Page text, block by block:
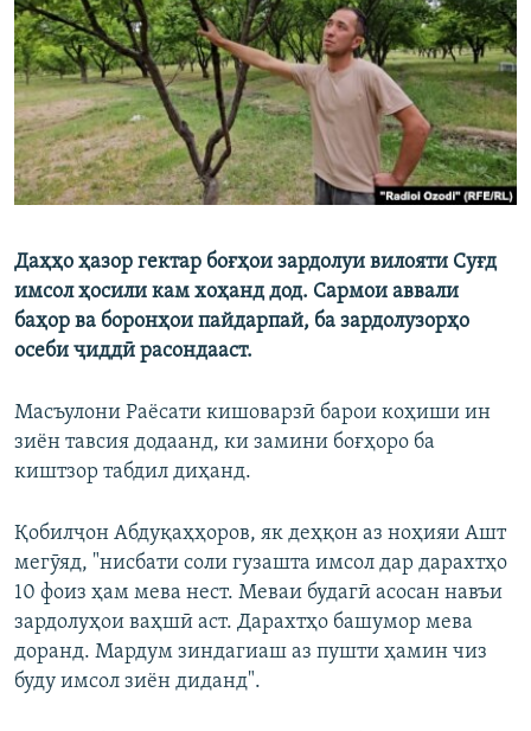
ГУЗОРИШҲОИ РАДИОӢ
Русский
ПАЙГИРӢ КУНЕД
Ҳамаи сомонаҳои RFE/RL
Даҳҳо ҳазор гектар боғҳои зардолуи вилояти Суғд
имсол ҳосили кам хоҳанд дод. Сармои аввали
баҳор ва боронҳои пайдарпай, ба зардолузорҳо
осеби ҷиддӣ расондааст.
Масъулони Раёсати кишоварзӣ барои коҳиши ин
зиён тавсия додаанд, ки замини боғҳоро ба
киштзор табдил диҳанд.
Қобилҷон Абдуқаҳҳоров, як деҳқон аз ноҳияи Ашт
мегӯяд, "нисбати соли гузашта имсол дар дарахтҳо
10 фоиз ҳам мева нест. Меваи будагӣ асосан навъи
зардолуҳои ваҳшӣ аст. Дарахтҳо башумор мева
доранд. Мардум зиндагиаш аз пушти ҳамин чиз
буду имсол зиён диданд".